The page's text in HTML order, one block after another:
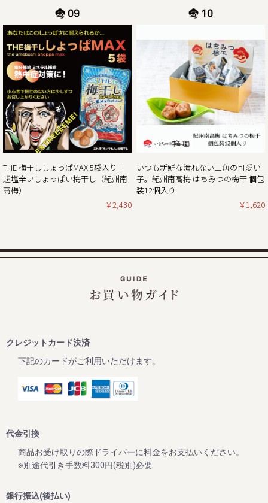
休業日後は、大変混雑が予想されますのであらかじめのご注
2024/11/01
11月1日より当ショップのお買い物で「ポイント5倍付与キャ
ンペーン」開催!!
平素は格別のご高配を賜り厚く御礼申し上げます。
現在、毎年大好評いただいている「秋・冬お買い得企画」を
開催しておりますが、合わせて11月1日より当ショップのお
買い物で通常のポイント5倍付与キャンペーンを開催してお
（ポイントは商品の税別価格を元に計算しております）
とてもお得なダブルキャンペーンとなっていますので、ぜひ
この機会にほんまもんの梅の味「紀州南高梅」をご賞味くだ
秋・冬の梅干しお買い得企画を開催！2024年最終セール
この度、ご家庭用梅干1kg×2個セットが大変お得にお買い求
画の商品をご購入いただいたお客様全員に「金山寺味噌」も
2024/10/01
【2024年10月1日より】原料価格高騰に伴う納入価格変更に
ついて
させていただいておりましたが、本年度の青梅が近年にない
大凶作となり、また原料価格の高騰、資材、運搬費、人件費
全てにおいての値上げなどにより、価格の見直しを余儀なく
される状況となりました。
皆様への誠に心苦しいお願い事ではございますが、2024年
THE 梅干ししょっぱMAX 5袋入り｜
超塩辛いしょっぱい梅干し（紀州南
高梅）
￥2,430
いつも新鮮な潰れない三角の可愛い
子。紀州南高梅 はちみつの梅干 個包
装12個入り
￥1,620
クレジットカード決済
下記のカードがご利用いただけます。
代金引換
商品お受け取りの際ドライバーに料金をお支払いください。
※別途代引き手数料300円(税別)必要
銀行振込(後払い)